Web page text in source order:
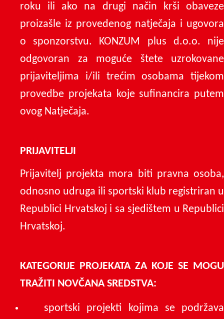
roku ili ako na drugi način krši obaveze
proizašle iz provedenog natječaja i ugovora
o sponzorstvu. KONZUM plus d.o.o. nije
odgovoran za moguće štete uzrokovane
prijaviteljima i/ili trećim osobama tijekom
provedbe projekata koje sufinancira putem
ovog Natječaja.
PRIJAVITELJI
Prijavitelj projekta mora biti pravna osoba,
odnosno udruga ili sportski klub registriran u
Republici Hrvatskoj i sa sjedištem u Republici
Hrvatskoj.
KATEGORIJE PROJEKATA ZA KOJE SE MOGU
TRAŽITI NOVČANA SREDSTVA:
sportski projekti kojima se podržava